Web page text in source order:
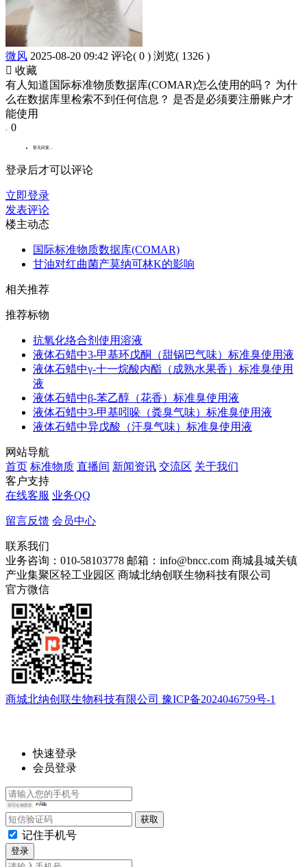
微风 2025-08-20 09:42 评论( 0 ) 浏览( 1326 )
收藏
有人知道国际标准物质数据库(COMAR)怎么使用的吗？ 为什
么在数据库里检索不到任何信息？ 是否是必须要注册账户才
能使用
0
暂无回复...
登录后才可以评论
立即登录
发表评论
楼主动态
国际标准物质数据库(COMAR)
甘油对红曲菌产莫纳可林K的影响
相关推荐
推荐标物
抗氧化络合剂使用溶液
液体石蜡中3-甲基环戊酮（甜锅巴气味）标准臭使用液
液体石蜡中γ-十一烷酸内酯（成熟水果香）标准臭使用
液
液体石蜡中β-苯乙醇（花香）标准臭使用液
液体石蜡中3-甲基吲哚（粪臭气味）标准臭使用液
液体石蜡中异戊酸（汗臭气味）标准臭使用液
网站导航
首页 标准物质 直播间 新闻资讯 交流区 关于我们
客户支持
在线客服 业务QQ
留言反馈 会员中心
联系我们
业务咨询：010-58103778 邮箱：info@bncc.com 商城县城关镇
产业集聚区轻工业园区 商城北纳创联生物科技有限公司
官方微信
商城北纳创联生物科技有限公司 豫ICP备2024046759号-1
快速登录
会员登录
记住手机号
登录